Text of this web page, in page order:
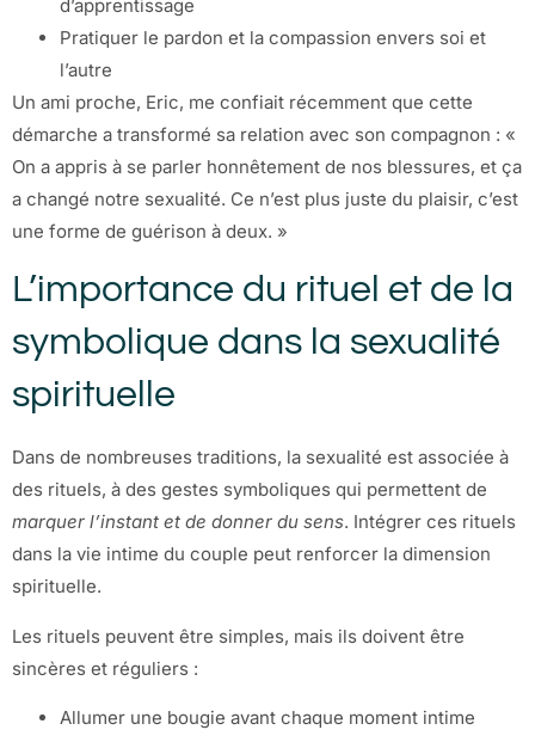
d’apprentissage
Pratiquer le pardon et la compassion envers soi et
l’autre
Un ami proche, Eric, me confiait récemment que cette
démarche a transformé sa relation avec son compagnon : «
On a appris à se parler honnêtement de nos blessures, et ça
a changé notre sexualité. Ce n’est plus juste du plaisir, c’est
une forme de guérison à deux. »
L’importance du rituel et de la
symbolique dans la sexualité
spirituelle
Dans de nombreuses traditions, la sexualité est associée à
des rituels, à des gestes symboliques qui permettent de
marquer l’instant et de donner du sens. Intégrer ces rituels
dans la vie intime du couple peut renforcer la dimension
spirituelle.
Les rituels peuvent être simples, mais ils doivent être
sincères et réguliers :
Allumer une bougie avant chaque moment intime